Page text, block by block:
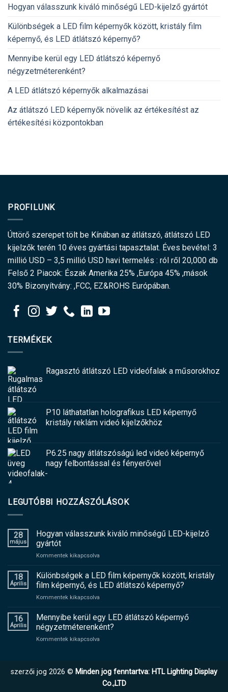
Hogyan válasszunk kiváló minőségű LED-kijelző gyártót
Különbségek a LED film képernyők között, kristály film
képernyő, és LED átlátszó képernyő?
Mennyibe kerül egy LED átlátszó képernyő
négyzetméterenként?
A LED átlátszó képernyők alkalmazásai
Az átlátszó LED képernyők növelik az értékesítést az
értékesítési központokban
PROFILUNK
Úttörő szerepet tölt be Kínában az átlátszó, átlátszó LED
kijelzők terén 10 éves gyártási tapasztalat. Éves bevétel: 3
millió USD – 3,5 millió USD havi termelés : ról ről 20,000 db
Felső 2 Piacok: Észak Amerika 25% ,Európa 45% ,mások
30% Bizonyítvány: ,FCC, EZ&ROHS Európában.
TERMÉKEK
Ragasztó átlátszó LED videófalak a műsorokhoz
P10 láthatatlan holografikus LED képernyő
kristály reklám videó kijelzőkhöz
P6.25 nagy átlátszóságú led videó képernyő
nagy felbontással és fényerővel
LEGUTÓBBI HOZZÁSZÓLÁSOK
28
május
Hogyan válasszunk kiváló minőségű LED-kijelző
gyártót
Kommentek kikapcsolva
válasszunk
kiváló
minőségű
gyártót
18
Április
Különbségek a LED film képernyők között, kristály
film képernyő, és LED átlátszó képernyő?
Kommentek kikapcsolva
a
LED
film
képernyő,
és
16
Április
Mennyibe kerül egy LED átlátszó képernyő
négyzetméterenként?
Kommentek kikapcsolva
LED
átlátszó
szerzői jog 2026 © Minden jog fenntartva: HTL Lighting Display
Co.,LTD